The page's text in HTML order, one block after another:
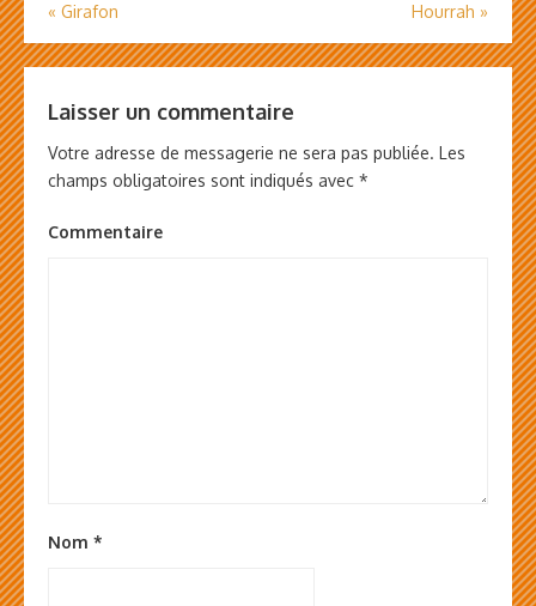
Navigation
de
l’article
« Girafon Hourrah »
Laisser un commentaire
Votre adresse de messagerie ne sera pas publiée. Les
champs obligatoires sont indiqués avec *
Commentaire
Nom *